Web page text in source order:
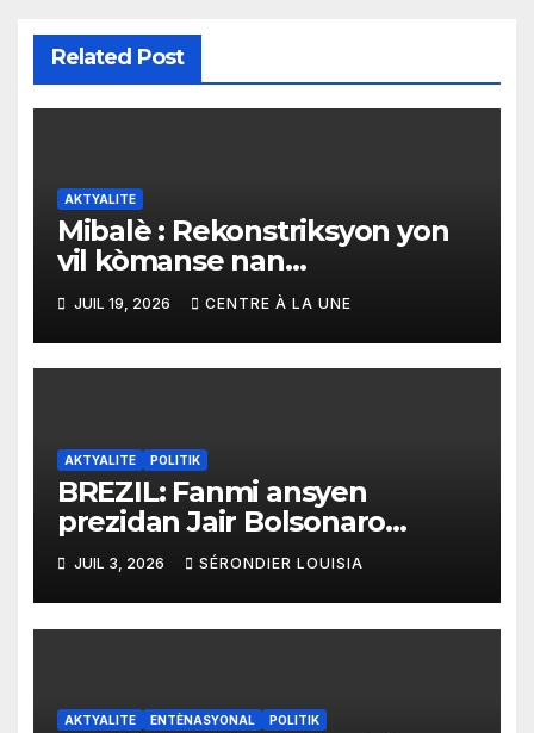
Related Post
AKTYALITE
Mibalè : Rekonstriksyon yon
vil kòmanse nan
rekonstriksyon lespri moun
yo
JUIL 19, 2026 CENTRE À LA UNE
AKTYALITE POLITIK
BREZIL: Fanmi ansyen
prezidan Jair Bolsonaro
mande gouvènman ameriken
an ogmante taks sou tout
pwodui Brezil ap vann Etazini
jiska fen ane 2026 la
JUIL 3, 2026 SÉRONDIER LOUISIA
AKTYALITE ENTÈNASYONAL POLITIK